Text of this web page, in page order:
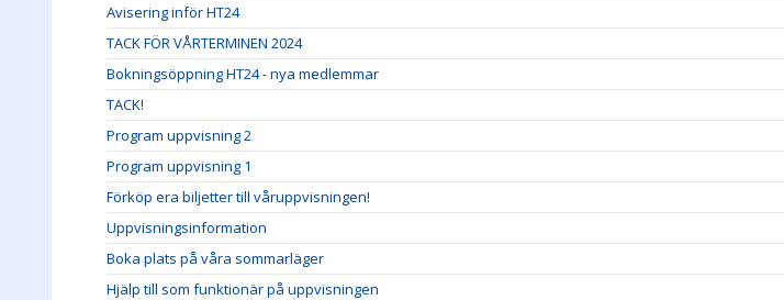
Avisering inför HT24
TACK FÖR VÅRTERMINEN 2024
Bokningsöppning HT24 - nya medlemmar
TACK!
Program uppvisning 2
Program uppvisning 1
Förköp era biljetter till våruppvisningen!
Uppvisningsinformation
Boka plats på våra sommarläger
Hjälp till som funktionär på uppvisningen